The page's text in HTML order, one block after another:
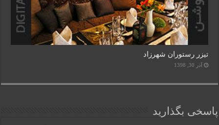
تیزر رستوران شهرزاد
آذر 30, 1398
پاسخی بگذارید